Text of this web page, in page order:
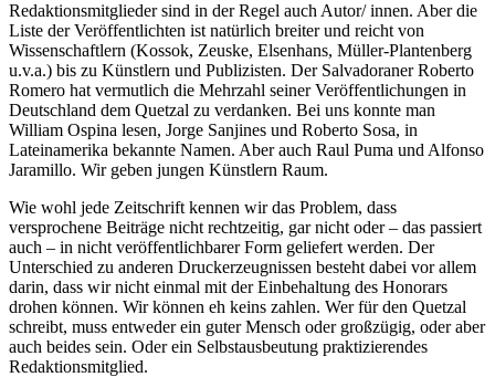
Redaktionsmitglieder sind in der Regel auch Autor/ innen. Aber die
Liste der Veröffentlichten ist natürlich breiter und reicht von
Wissenschaftlern (Kossok, Zeuske, Elsenhans, Müller-Plantenberg
u.v.a.) bis zu Künstlern und Publizisten. Der Salvadoraner Roberto
Romero hat vermutlich die Mehrzahl seiner Veröffentlichungen in
Deutschland dem Quetzal zu verdanken. Bei uns konnte man
William Ospina lesen, Jorge Sanjines und Roberto Sosa, in
Lateinamerika bekannte Namen. Aber auch Raul Puma und Alfonso
Jaramillo. Wir geben jungen Künstlern Raum.
Wie wohl jede Zeitschrift kennen wir das Problem, dass
versprochene Beiträge nicht rechtzeitig, gar nicht oder – das passiert
auch – in nicht veröffentlichbarer Form geliefert werden. Der
Unterschied zu anderen Druckerzeugnissen besteht dabei vor allem
darin, dass wir nicht einmal mit der Einbehaltung des Honorars
drohen können. Wir können eh keins zahlen. Wer für den Quetzal
schreibt, muss entweder ein guter Mensch oder großzügig, oder aber
auch beides sein. Oder ein Selbstausbeutung praktizierendes
Redaktionsmitglied.